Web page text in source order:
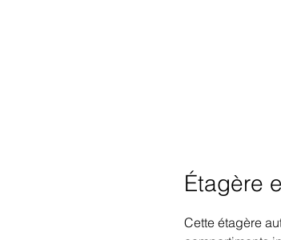
Étagère
Cette étagère